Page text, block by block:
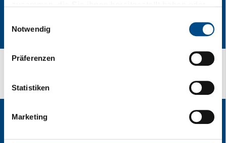
zusammen, die Sie ihnen bereitgestellt haben oder
gesammelt haben.
Notwendig
Präferenzen
Statistiken
Marketing